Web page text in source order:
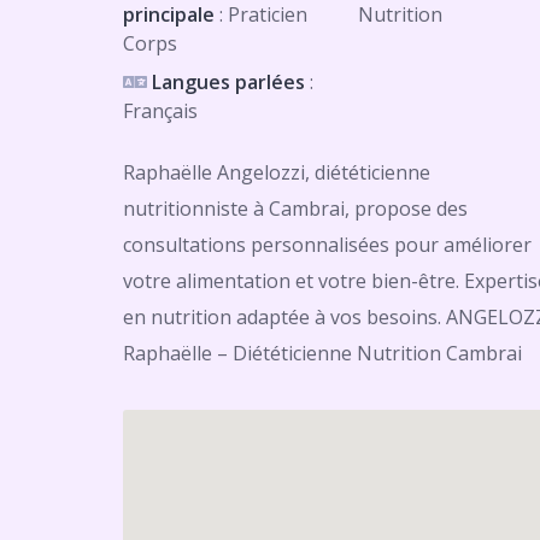
principale : Praticien
Corps
Nutrition
Langues parlées :
Français
Raphaëlle Angelozzi, diététicienne
nutritionniste à Cambrai, propose des
consultations personnalisées pour améliorer
votre alimentation et votre bien-être.
en nutrition adaptée à vos besoins.
Raphaëlle – Diététicienne Nutrition Cambrai